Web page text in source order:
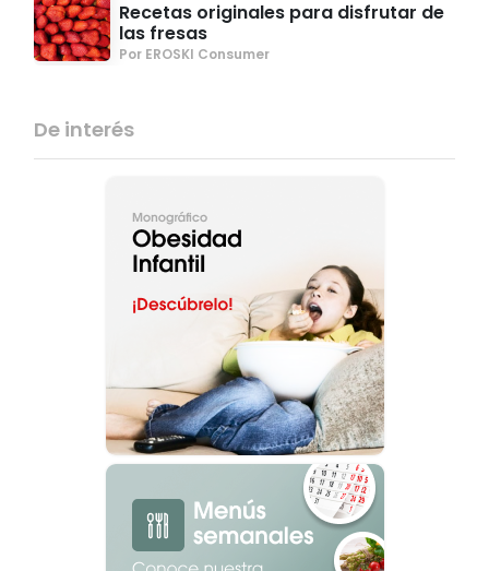
Recetas originales para disfrutar de
las fresas
Por EROSKI Consumer
De interés